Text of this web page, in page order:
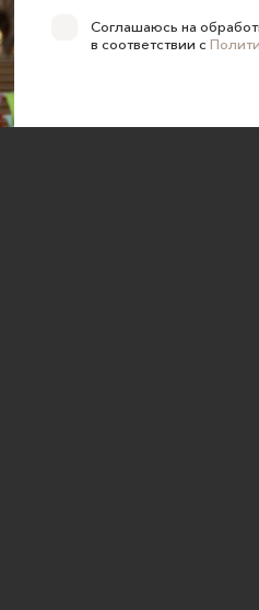
Соглашаюсь на
в соответствии с